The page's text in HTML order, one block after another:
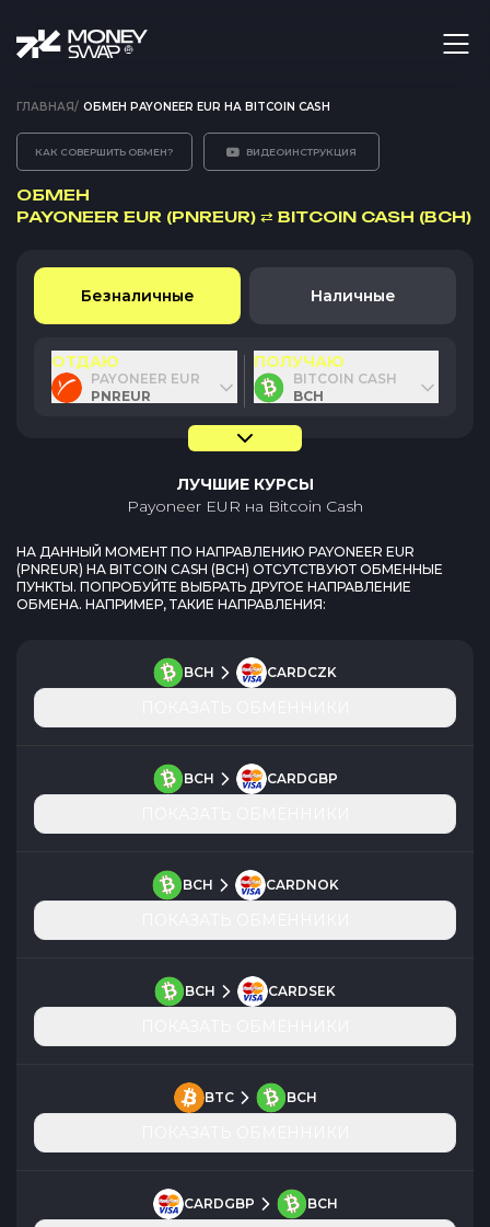
ГЛАВНАЯ/ ОБМЕН PAYONEER EUR НА BITCOIN CASH
КАК СОВЕРШИТЬ ОБМЕН? ВИДЕОИНСТРУКЦИЯ
ОБМЕН
PAYONEER EUR (PNREUR) ⇄ BITCOIN CASH (BCH)
Безналичные Наличные
ОТДАЮ
PAYONEER EUR
PNREUR
ПОЛУЧАЮ
BITCOIN CASH
BCH
ЛУЧШИЕ КУРСЫ
Payoneer EUR на Bitcoin Cash
НА ДАННЫЙ МОМЕНТ ПО НАПРАВЛЕНИЮ PAYONEER EUR
(PNREUR) НА BITCOIN CASH (BCH) ОТСУТСТВУЮТ ОБМЕННЫЕ
ПУНКТЫ. ПОПРОБУЙТЕ ВЫБРАТЬ ДРУГОЕ НАПРАВЛЕНИЕ
ОБМЕНА. НАПРИМЕР, ТАКИЕ НАПРАВЛЕНИЯ:
BCH CARDCZK
BCH CARDGBP
BCH CARDNOK
BCH CARDSEK
BTC BCH
CARDGBP BCH